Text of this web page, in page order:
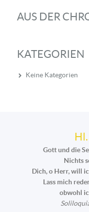
AUS DER
KATEGORIEN
Keine Kategorien
Gott und die
Nichts
Dich, o Herr, will
Lass mich
obwohl